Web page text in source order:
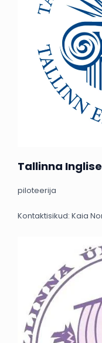
Tallinna
piloteerija
Kontaktisikud: Kaia